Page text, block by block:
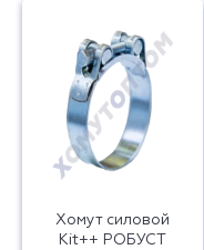
Хомут силовой
Kit++ РОБУСТ